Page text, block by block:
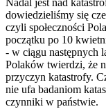
Nadal jest nad
dowiedzieliśmy się
czyli społeczności
początku po 10
- w ciągu następnych
Polaków twierdzi, że
przyczyn katastrofy.
nie ufa badaniom
czynniki w państwie.